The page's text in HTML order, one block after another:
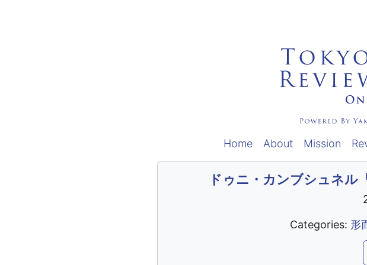
Home About Mission
ドゥニ・カンブシュネル
Categories: 形